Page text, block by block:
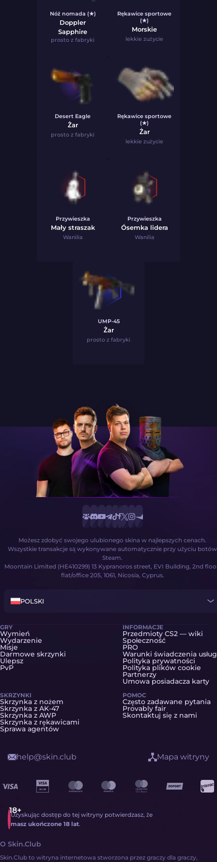
Nóż nomada (★)
Doppler
Sapphire
prosto z fabryki
Rękawice sportowe
(★)
Morskie
lekkie zużycie
Desert Eagle
Żar
prosto z fabryki
Rękawice sportowe
(★)
Żar
lekkie zużycie
Przywieszka
Mały straszak
Wanilia
Przywieszka
Ósemka lidera
Wanilia
UMP-45
Żar
prosto z fabryki
Możesz zdobyć swojego ulubionego skina w najlepszych cenach.
Wszystkie transakcje są wykonywane automatycznie przy użyciu botów
Steam.
Moontain Limited (HE410299) 13 Kypranoros street, EVI Building, 2nd
flat/office 205, 1061, Nicosia, Cyprus.
POLSKI
GRY
Wymień
Wydarzenie
Misje
Darmowe skrzynki
Ulepsz
PvP
SKRZYNKI
Skrzynka z nożem
Skrzynka z AK-47
Skrzynka z AWP
Skrzynka z rękawicami
Sprawa agentów
INFORMACJE
Przedmioty CS2 — wiki
Społeczność
PRO
Warunki świadczenia usług
Polityka prywatności
Polityka plików cookie
Partnerzy
Umowa posiadacza karty
POMOC
Często zadawane pytania
Provably fair
Skontaktuj się z nami
Uzyskując dostęp do tej witryny potwierdzasz, że
masz ukończone 18 lat.
help@skin.club Mapa witryny
O Skin.Club
Skin.Club to witryna internetowa stworzona przez graczy dla graczy,